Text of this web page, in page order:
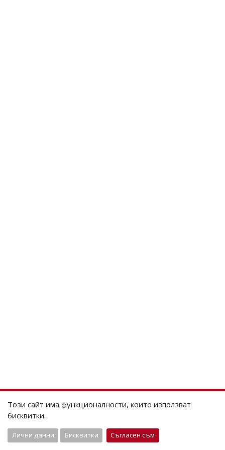
Този сайт има функционалности, които използват
бисквитки.
Лични данни Бисквитки Съгласен съм